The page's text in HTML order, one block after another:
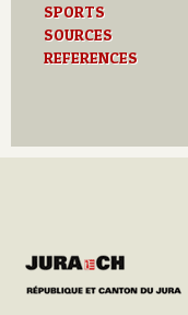
SPORTS
SOURCES
REFERENCES